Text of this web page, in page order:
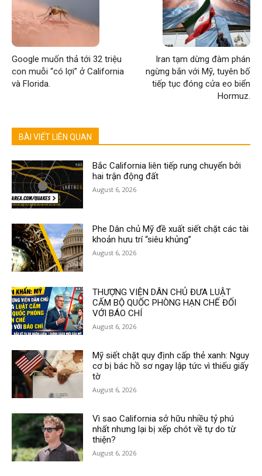
Google muốn thả tới 32 triệu
con muỗi “có lợi” ở California
và Florida.
Iran tạm dừng đàm phán
ngừng bắn với Mỹ, tuyên bố
tiếp tục đóng cửa eo biển
Hormuz.
BÀI VIẾT LIÊN QUAN
Bắc California liên tiếp rung chuyển bởi
hai trận động đất
August 6, 2026
Phe Dân chủ Mỹ đề xuất siết chặt các tài
khoản hưu trí “siêu khủng”
August 6, 2026
THƯỢNG VIỆN DÂN CHỦ ĐƯA LUẬT
CẤM BỘ QUỐC PHÒNG HẠN CHẾ ĐỐI
VỚI BÁO CHÍ
August 6, 2026
Mỹ siết chặt quy định cấp thẻ xanh: Nguy
cơ bị bác hồ sơ ngay lập tức vì thiếu giấy
tờ
August 6, 2026
Vì sao California sở hữu nhiều tỷ phú
nhất nhưng lại bị xếp chót về tự do từ
thiện?
August 6, 2026